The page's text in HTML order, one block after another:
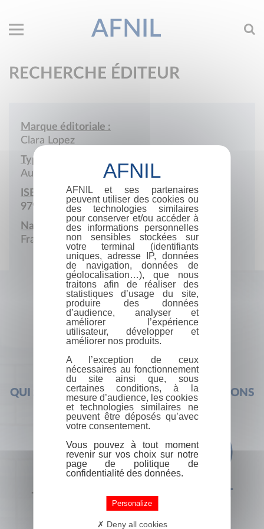
AFNIL
RECHERCHE ÉDITEUR
Marque éditoriale :
Clara Lopez
Type de société :
Auto-édition
ISBN :
979-10-415-1453-3
Nationalité :
France
QUI SOMMES-NOUS ? FOIRE AUX QUESTIONS
+33 (0) 1 44 41 29 19 CONTACT
AFNIL et ses partenaires
peuvent utiliser des cookies ou
des technologies similaires
pour conserver et/ou accéder à
des informations personnelles
non sensibles stockées sur
votre terminal (identifiants
uniques, adresse IP, données
de navigation, données de
géolocalisation…), que nous
traitons afin de réaliser des
statistiques d’usage du site,
produire des données
d’audience, analyser et
améliorer l’expérience
utilisateur, développer et
améliorer nos produits.
A l’exception de ceux
nécessaires au fonctionnement
du site ainsi que, sous
certaines conditions, à la
mesure d’audience, les cookies
et technologies similaires ne
peuvent être déposés qu’avec
votre consentement.
Vous pouvez à tout moment
revenir sur vos choix sur notre
page de politique de
confidentialité des données.
Personalize
Deny all cookies